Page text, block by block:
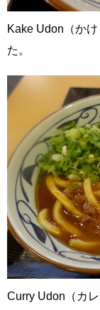
Kake Udon（か
た。
Curry Udon（カ